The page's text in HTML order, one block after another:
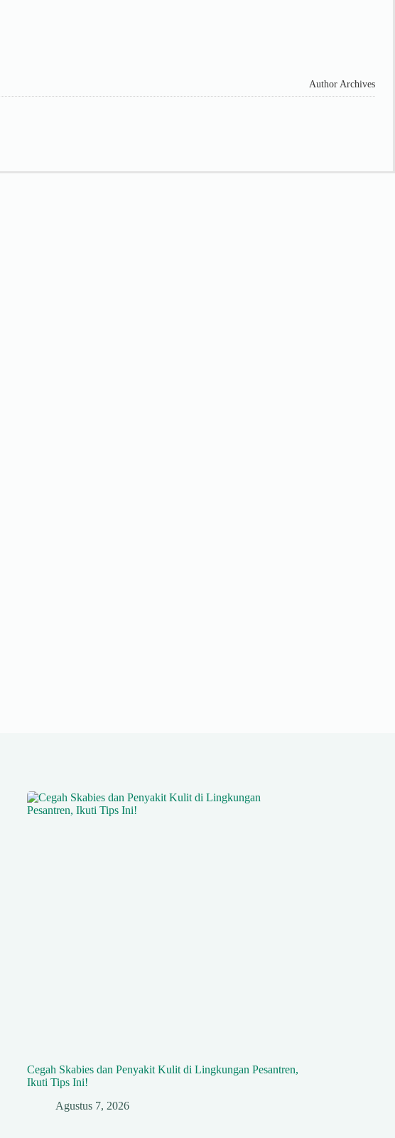
Author Archives
Cegah Skabies dan Penyakit Kulit di Lingkungan Pesantren,
Ikuti Tips Ini!
Agustus 7, 2026